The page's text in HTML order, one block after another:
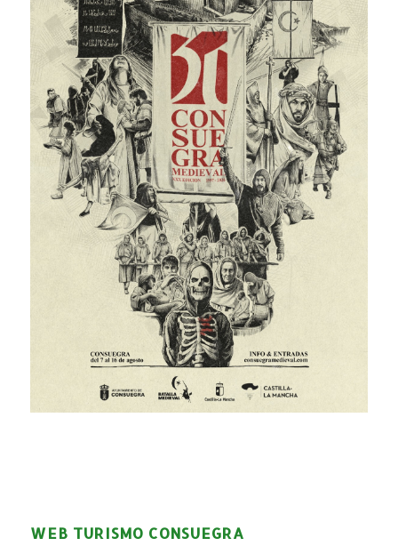
WEB TURISMO CONSUEGRA